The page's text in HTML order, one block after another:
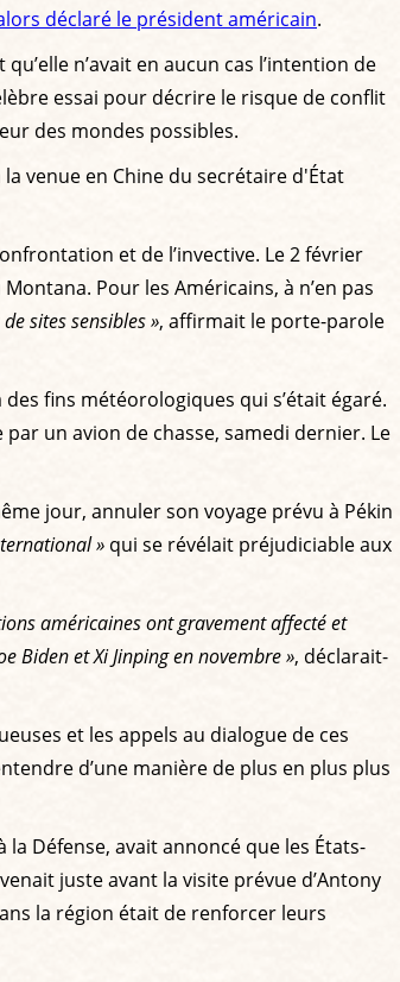
déclaré le président américain.
n’avait en aucun cas l’intention de
essai pour décrire le risque de conflit
des mondes possibles.
venue en Chine du secrétaire d'État
et de l’invective. Le 2 février
Pour les Américains, à n’en pas
sites sensibles », affirmait le porte-parole
fins météorologiques qui s’était égaré.
un avion de chasse, samedi dernier. Le
jour, annuler son voyage prévu à Pékin
» qui se révélait préjudiciable aux
américaines ont gravement affecté et
Biden et Xi Jinping en novembre », déclarait-
et les appels au dialogue de ces
d’une manière de plus en plus plus
Défense, avait annoncé que les États-
juste avant la visite prévue d’Antony
la région était de renforcer leurs